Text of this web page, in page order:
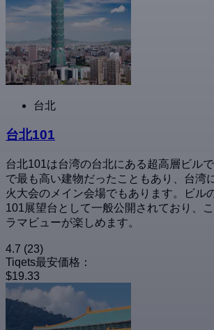
台北
台北101
台北101は台湾の台北にある超高層ビル
で最も高い建物だったこともあり、台湾
火大会のメイン会場でもあります。ビル
101展望台として一般公開されており、
ラマビューが楽しめます。
4.7 (23)
Tiqets最安価格：
$19.33